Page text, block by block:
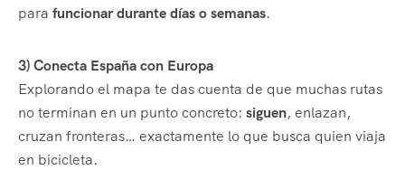
para funcionar durante días o semanas.
3) Conecta España con Europa
Explorando el mapa te das cuenta de que muchas rutas
no terminan en un punto concreto: siguen, enlazan,
cruzan fronteras… exactamente lo que busca quien viaja
en bicicleta.